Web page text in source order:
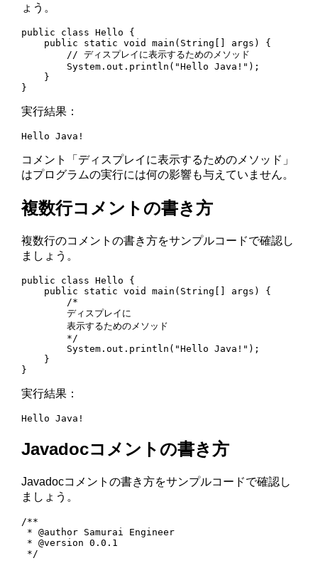
ょう。
public class Hello {
    public static void main(String[] args) {
        // ディスプレイに表示するためのメソッド
        System.out.println("Hello Java!");
    }
}
実行結果：
Hello Java!
コメント「ディスプレイに表示するためのメソッド」
はプログラムの実行には何の影響も与えていません。
複数行コメントの書き方
複数行のコメントの書き方をサンプルコードで確認し
ましょう。
public class Hello {
    public static void main(String[] args) {
        /*
        ディスプレイに
        表示するためのメソッド
        */
        System.out.println("Hello Java!");
    }
}
実行結果：
Hello Java!
Javadocコメントの書き方
Javadocコメントの書き方をサンプルコードで確認し
ましょう。
/**
* @author Samurai Engineer
* @version 0.0.1
*/